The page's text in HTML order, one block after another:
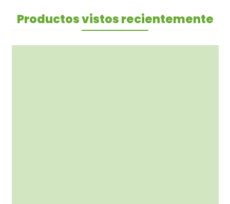
Productos vistos recientemente